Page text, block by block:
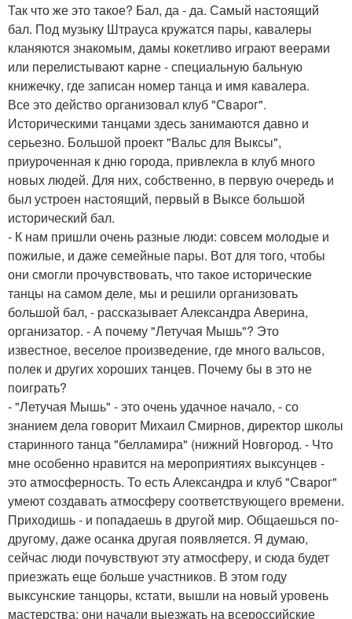
Так что же это такое? Бал, да - да. Самый настоящий
бал. Под музыку Штрауса кружатся пары, кавалеры
кланяются знакомым, дамы кокетливо играют веерами
или перелистывают карне - специальную бальную
книжечку, где записан номер танца и имя кавалера.
Все это действо организовал клуб "Сварог".
Историческими танцами здесь занимаются давно и
серьезно. Большой проект "Вальс для Выксы",
приуроченная к дню города, привлекла в клуб много
новых людей. Для них, собственно, в первую очередь и
был устроен настоящий, первый в Выксе большой
исторический бал.
- К нам пришли очень разные люди: совсем молодые и
пожилые, и даже семейные пары. Вот для того, чтобы
они смогли прочувствовать, что такое исторические
танцы на самом деле, мы и решили организовать
большой бал, - рассказывает Александра Аверина,
организатор. - А почему "Летучая Мышь"? Это
известное, веселое произведение, где много вальсов,
полек и других хороших танцев. Почему бы в это не
поиграть?
- "Летучая Мышь" - это очень удачное начало, - со
знанием дела говорит Михаил Смирнов, директор школы
старинного танца "белламира" (нижний Новгород. - Что
мне особенно нравится на мероприятиях выксунцев -
это атмосферность. То есть Александра и клуб "Сварог"
умеют создавать атмосферу соответствующего времени.
Приходишь - и попадаешь в другой мир. Общаешься по-
другому, даже осанка другая появляется. Я думаю,
сейчас люди почувствуют эту атмосферу, и сюда будет
приезжать еще больше участников. В этом году
выксунские танцоры, кстати, вышли на новый уровень
мастерства: они начали выезжать на всероссийские